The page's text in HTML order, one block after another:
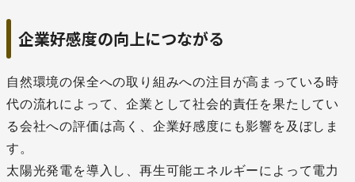
企業好感度の向上につながる
自然環境の保全への取り組みへの注目が高まっている時
代の流れによって、企業として社会的責任を果たしてい
る会社への評価は高く、企業好感度にも影響を及ぼしま
す。
太陽光発電を導入し、再生可能エネルギーによって電力